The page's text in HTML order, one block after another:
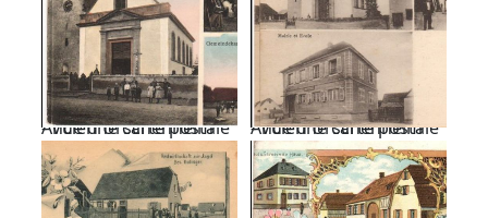
Ancienne carte postale - Vue d'Urschenheim Ancienne carte postale - Vue d'Urschenheim